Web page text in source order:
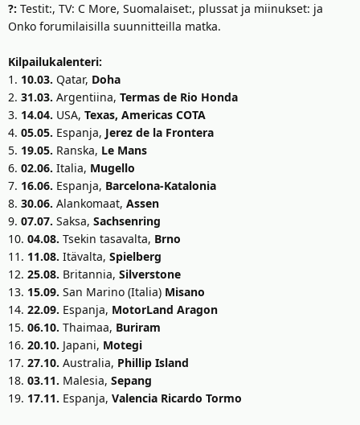
u
n
l
o
t
t
a
v
ä
ä
ä
r
ä
?: Testit:, TV: C More, Suomalaiset:, plussat ja miinukset: ja
Onko forumilaisilla suunnitteilla matka.
Kilpailukalenteri:
1. 10.03. Qatar, Doha
2. 31.03. Argentiina, Termas de Rio Honda
3. 14.04. USA, Texas, Americas COTA
4. 05.05. Espanja, Jerez de la Frontera
5. 19.05. Ranska, Le Mans
6. 02.06. Italia, Mugello
7. 16.06. Espanja, Barcelona-Katalonia
8. 30.06. Alankomaat, Assen
9. 07.07. Saksa, Sachsenring
10. 04.08. Tsekin tasavalta, Brno
11. 11.08. Itävalta, Spielberg
12. 25.08. Britannia, Silverstone
13. 15.09. San Marino (Italia) Misano
14. 22.09. Espanja, MotorLand Aragon
15. 06.10. Thaimaa, Buriram
16. 20.10. Japani, Motegi
17. 27.10. Australia, Phillip Island
18. 03.11. Malesia, Sepang
19. 17.11. Espanja, Valencia Ricardo Tormo